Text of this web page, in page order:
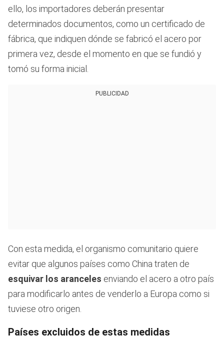
ello, los importadores deberán presentar
determinados documentos, como un certificado de
fábrica, que indiquen dónde se fabricó el acero por
primera vez, desde el momento en que se fundió y
tomó su forma inicial.
PUBLICIDAD
Con esta medida, el organismo comunitario quiere
evitar que algunos países como China traten de
esquivar los aranceles enviando el acero a otro país
para modificarlo antes de venderlo a Europa como si
tuviese otro origen.
Países excluidos de estas medidas